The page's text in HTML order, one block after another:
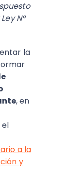
N°
la
, en
a la
y